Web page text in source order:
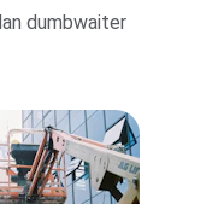
dumbwaiter